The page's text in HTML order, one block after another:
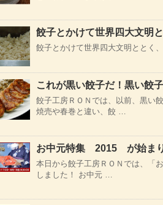
餃子とかけて世界四大文明
餃子とかけて世界四大文明ととく、
これが黒い餃子だ！黒い餃
餃子工房ＲＯＮでは、以前、黒い
焼売や春巻と違い、餃 …
お中元特集 2015 が始まり
本日から餃子工房ＲＯＮでは、「
しました！ お中元 …